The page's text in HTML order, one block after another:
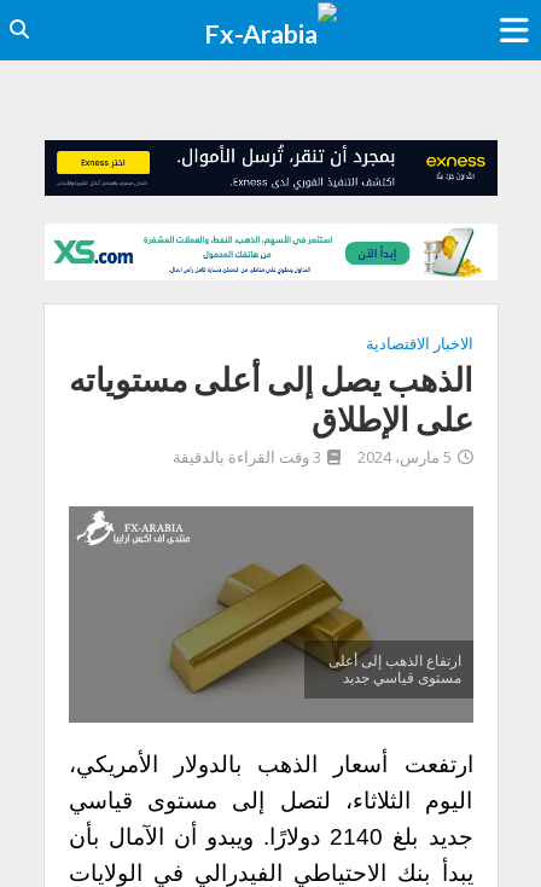
الاخبار الاقتصادية
الذهب يصل إلى أعلى مستوياته
على الإطلاق
5 مارس، 2024 3 وقت القراءة بالدقيقة
ارتفاع الذهب إلى أعلى
مستوى قياسي جديد
ارتفعت أسعار الذهب بالدولار الأمريكي،
اليوم الثلاثاء، لتصل إلى مستوى قياسي
جديد بلغ 2140 دولارًا. ويبدو أن الآمال بأن
يبدأ بنك الاحتياطي الفيدرالي في الولايات